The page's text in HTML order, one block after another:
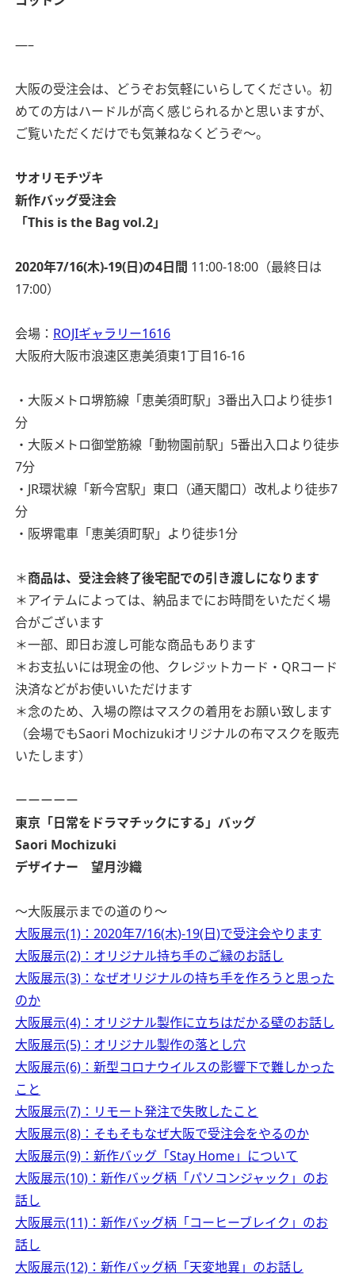
—–
大阪の受注会は、どうぞお気軽にいらしてください。初
めての方はハードルが高く感じられるかと思いますが、
ご覧いただくだけでも気兼ねなくどうぞ〜。
サオリモチヅキ
新作バッグ受注会
「This is the Bag vol.2」
2020年7/16(木)-19(日)の4日間 11:00-18:00（最終日は
17:00）
会場： ROJIギャラリー1616
大阪府大阪市浪速区恵美須東1丁目16-16
・大阪メトロ堺筋線「恵美須町駅」3番出入口より徒歩1
分
・大阪メトロ御堂筋線「動物園前駅」5番出入口より徒歩
7分
・JR環状線「新今宮駅」東口（通天閣口）改札より徒歩7
分
・阪堺電車「恵美須町駅」より徒歩1分
＊商品は、受注会終了後宅配での引き渡しになります
＊アイテムによっては、納品までにお時間をいただく場
合がございます
＊一部、即日お渡し可能な商品もあります
＊お支払いには現金の他、クレジットカード・QRコード
決済などがお使いいただけます
＊念のため、入場の際はマスクの着用をお願い致します
（会場でもSaori Mochizukiオリジナルの布マスクを販売
いたします）
ーーーーー
東京 「日常をドラマチックにする」バッグ
Saori Mochizuki
デザイナー 望月沙織
〜大阪展示までの道のり〜
大阪展示(1)：2020年7/16(木)-19(日)で受注会やります
大阪展示(2)：オリジナル持ち手のご縁のお話し
大阪展示(3)：なぜオリジナルの持ち手を作ろうと思った
のか
大阪展示(4)：オリジナル製作に立ちはだかる壁のお話し
大阪展示(5)：オリジナル製作の落とし穴
大阪展示(6)：新型コロナウイルスの影響下で難しかった
こと
大阪展示(7)：リモート発注で失敗したこと
大阪展示(8)：そもそもなぜ大阪で受注会をやるのか
大阪展示(9)：新作バッグ「Stay Home」について
大阪展示(10)：新作バッグ柄「パソコンジャック」のお
話し
大阪展示(11)：新作バッグ柄「コーヒーブレイク」のお
話し
大阪展示(12)：新作バッグ柄「天変地異」のお話し